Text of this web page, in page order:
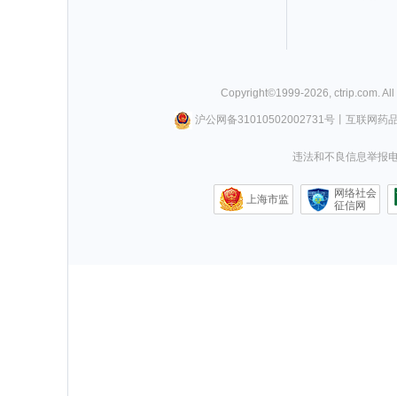
Copyright©1999-2026, ctrip.com.
沪公网备31010502002731号丨 互联网药
违法和不良信息举报
上海市监
网络社会
征信网